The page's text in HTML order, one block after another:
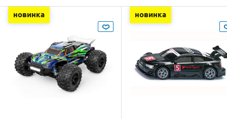
новинка новинка